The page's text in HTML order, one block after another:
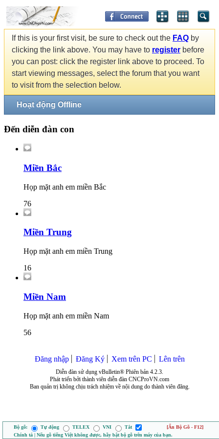
If this is your first visit, be sure to check out the FAQ by
clicking the link above. You may have to register before
you can post: click the register link above to proceed. To
start viewing messages, select the forum that you want
to visit from the selection below.
Hoạt động Offline
Đến diễn đàn con
Miền Bắc
Họp mặt anh em miền Bắc
76
Miền Trung
Họp mặt anh em miền Trung
16
Miền Nam
Họp mặt anh em miền Nam
56
Đăng nhập Đăng Ký Xem trên PC Lên trên
Diễn đàn sử dụng vBulletin® Phiên bản 4.2.3.
Phát triển bởi thành viên diễn đàn CNCProVN.com
Ban quản trị không chịu trách nhiệm về nội dung do thành viên đăng.
Bộ gõ: Tự động TELEX VNI Tắt
[Ẩn Bộ Gõ - F12]
Chính tả | Nếu gõ tiếng Việt không được, hãy bật bộ gõ trên máy của bạn.